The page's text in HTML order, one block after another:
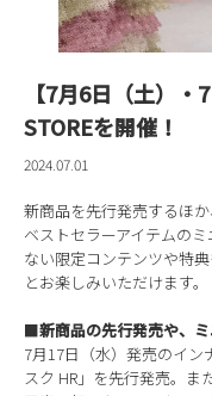
【7月6日（土）
STOREを開催！
2024.07.01
新商品を先行発売するほ
ベストセラーアイテムの
ない限定コンテンツや特
とお楽しみいただけます。
■新商品の先行発売や、
7月17日（水）発売のイ
スク HR」を先行発売。ま